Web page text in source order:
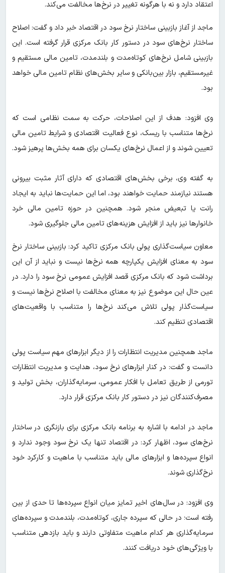
اعتقاد دارد و نه با هرگونه تغییر در نرخ‌ها مخالفت می‌کند.
ماجد از آغاز بازبینی ساختار نرخ سود در اقتصاد خبر داد و گفت: اصلاح
ساختار نرخ‌های سود در دستور کار بانک مرکزی قرار گرفته است. این
بازبینی شامل نرخ‌های کوتاه‌مدت و بلندمدت، تامین مالی مستقیم و
غیرمستقیم، بازار بین‌بانکی و سایر بخش‌های نظام تامین مالی خواهد
بود.
وی افزود: هدف از این اصلاحات، حرکت به سمت نظامی است که
نرخ‌ها متناسب با ریسک، نوع فعالیت اقتصادی و شرایط تامین مالی
تعیین شوند و از اعمال نرخ‌های یکسان برای همه بخش‌ها پرهیز شود.
به گفته وی، برخی بخش‌های اقتصادی که دارای آثار مثبت بیرونی
هستند نیازمند حمایت خواهند بود، اما این حمایت‌ها نباید به ایجاد
رانت یا تبعیض منجر شود. همچنین در حوزه تامین مالی خرد
خانوارها نیز باید از افزایش هزینه‌های تامین مالی جلوگیری شود.
معاون سیاست‌گذاری پولی بانک مرکزی تاکید کرد: بازبینی ساختار نرخ
سود به معنای افزایش یکپارچه همه نرخ‌ها نیست و نباید از آن این
برداشت شود که بانک مرکزی قصد افزایش عمومی نرخ سود را دارد. در
عین حال این موضوع نیز به معنای مخالفت با اصلاح نرخ‌ها نیست و
سیاست‌گذار پولی تلاش می‌کند نرخ‌ها را متناسب با واقعیت‌های
اقتصادی تنظیم کند.
ماجد همچنین مدیریت انتظارات را از دیگر ابزارهای مهم سیاست پولی
دانست و گفت: در کنار ابزارهای نرخ سود، هدایت و مدیریت انتظارات
تورمی از طریق تعامل با افکار عمومی، سرمایه‌گذاران، بخش تولید و
مصرف‌کنندگان نیز در دستور کار بانک مرکزی قرار دارد.
ماجد در ادامه با اشاره به برنامه بانک مرکزی برای بازنگری در ساختار
نرخ‌های سود، اظهار کرد: در اقتصاد تنها یک نرخ سود وجود ندارد و
انواع سپرده‌ها و ابزارهای مالی باید متناسب با ماهیت و کارکرد خود
نرخ‌گذاری شوند.
وی افزود: در سال‌های اخیر تمایز میان انواع سپرده‌ها تا حدی از بین
رفته است؛ در حالی که سپرده جاری، کوتاه‌مدت، بلندمدت و سپرده‌های
سرمایه‌گذاری هر کدام ماهیت متفاوتی دارند و باید بازدهی متناسب
با ویژگی‌های خود دریافت کنند.